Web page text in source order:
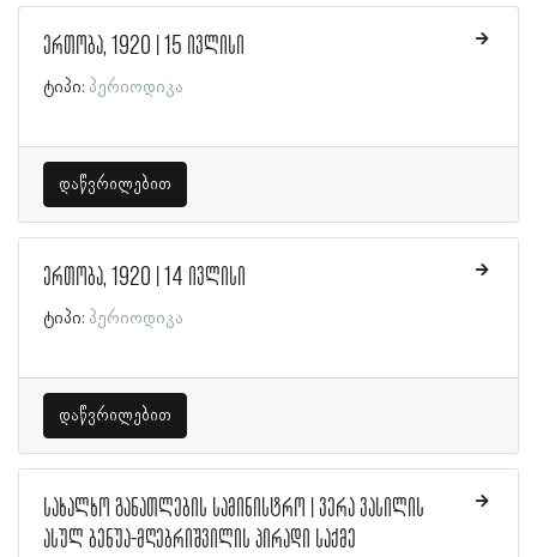
ერთობა, 1920 | 15 ივლისი
ტიპი: პერიოდიკა
დაწვრილებით
ერთობა, 1920 | 14 ივლისი
ტიპი: პერიოდიკა
დაწვრილებით
სახალხო განათლების სამინისტრო | ვერა ვასილის
ასულ ბენუა-მღებრიშვილის პირადი საქმე